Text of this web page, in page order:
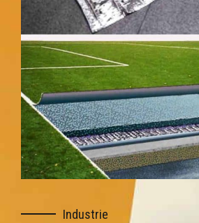
Industrie